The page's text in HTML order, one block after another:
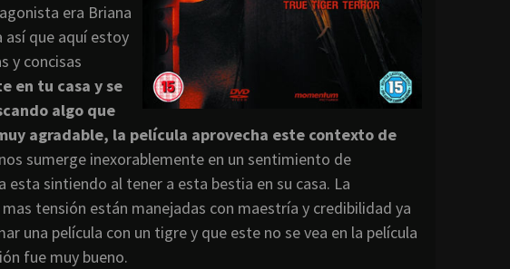
era Briana
así que aquí estoy
y concisas
en tu casa y se
algo que
agradable, la película aprovecha este contexto de
sumerge inexorablemente en un sentimiento de
sintiendo al tener a esta bestia en su casa. La
tensión están manejadas con maestría y credibilidad ya
una película con un tigre y que este no se vea en la película
fue muy bueno.